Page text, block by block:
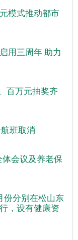
模式推动都市
用三周年 助力
百万元抽奖齐
班取消
会议及养老保
份分别在松山东
，设有健康资